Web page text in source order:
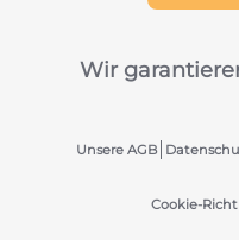
Wir
Unsere AGB
Cookie-